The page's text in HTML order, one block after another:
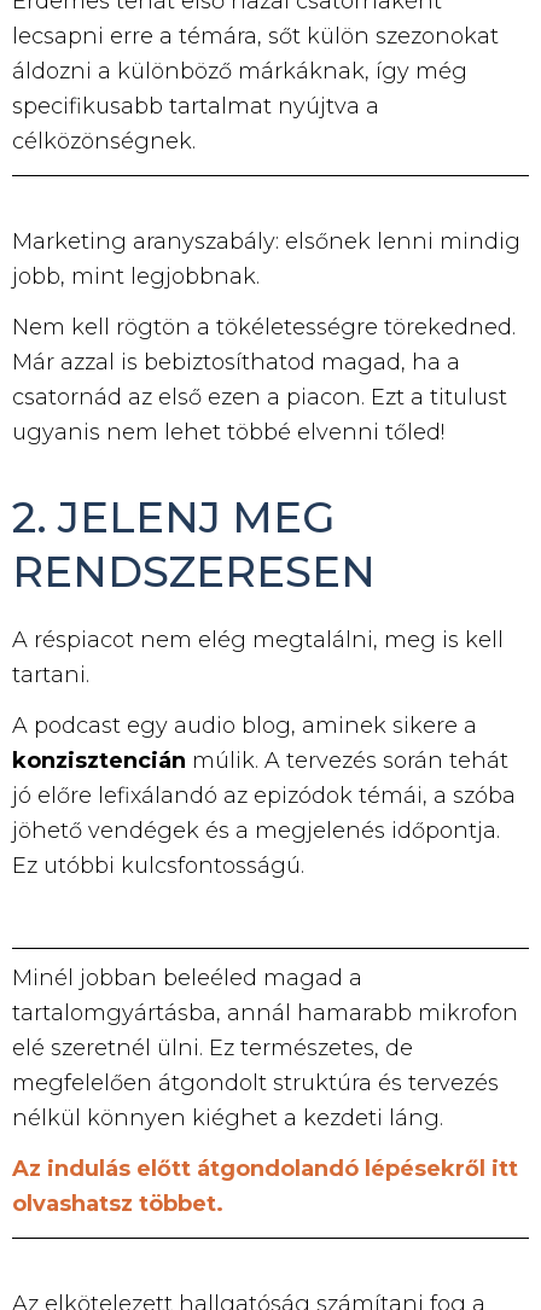
lecsapni erre a témára, sőt külön szezonokat
áldozni a különböző márkáknak, így még
specifikusabb tartalmat nyújtva a
célközönségnek.
Marketing aranyszabály: elsőnek lenni mindig
jobb, mint legjobbnak.
Nem kell rögtön a tökéletességre törekedned.
Már azzal is bebiztosíthatod magad, ha a
csatornád az első ezen a piacon. Ezt a titulust
ugyanis nem lehet többé elvenni tőled!
2. JELENJ MEG
RENDSZERESEN
A réspiacot nem elég megtalálni, meg is kell
tartani.
A podcast egy audio blog, aminek sikere a
konzisztencián múlik. A tervezés során tehát
jó előre lefixálandó az epizódok témái, a szóba
jöhető vendégek és a megjelenés időpontja.
Ez utóbbi kulcsfontosságú.
Minél jobban beleéled magad a
tartalomgyártásba, annál hamarabb mikrofon
elé szeretnél ülni. Ez természetes, de
megfelelően átgondolt struktúra és tervezés
nélkül könnyen kiéghet a kezdeti láng.
Az indulás előtt átgondolandó lépésekről itt
olvashatsz többet.
Az elkötelezett hallgatóság számítani fog a